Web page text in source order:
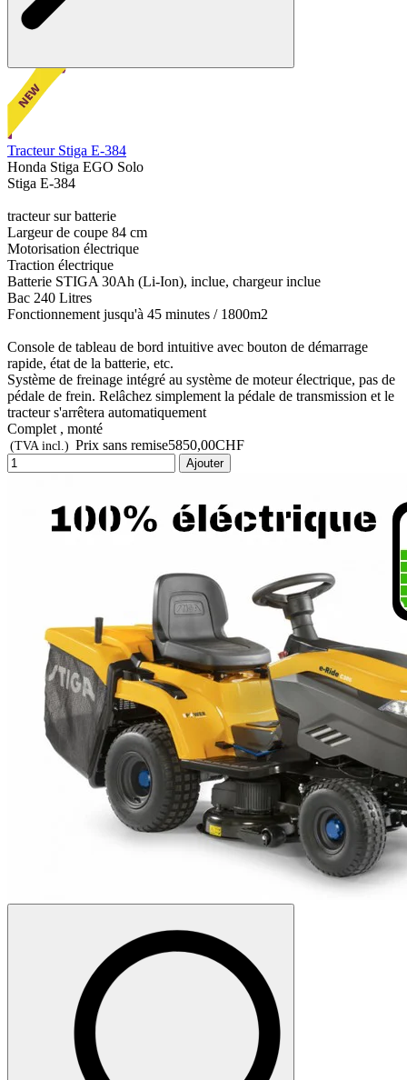
Tracteur Stiga E-384
Honda Stiga EGO Solo
Stiga E-384
tracteur sur batterie
Largeur de coupe 84 cm
Motorisation électrique
Traction électrique
Batterie STIGA 30Ah (Li-Ion), inclue, chargeur inclue
Bac 240 Litres
Fonctionnement jusqu'à 45 minutes / 1800m2
Console de tableau de bord intuitive avec bouton de démarrage
rapide, état de la batterie, etc.
Système de freinage intégré au système de moteur électrique, pas de
pédale de frein. Relâchez simplement la pédale de transmission et le
tracteur s'arrêtera automatiquement
Complet , monté
(TVA incl.) Prix sans remise5850,00CHF
Ajouter